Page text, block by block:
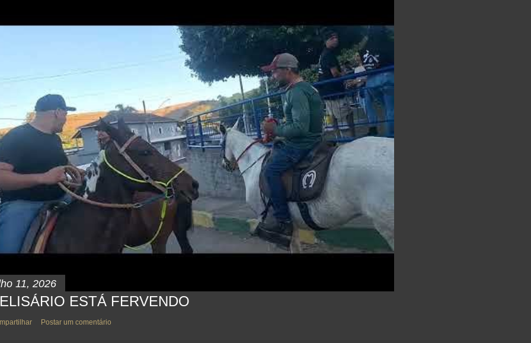
11, 2026
ESTÁ FERVENDO
Postar um comentário